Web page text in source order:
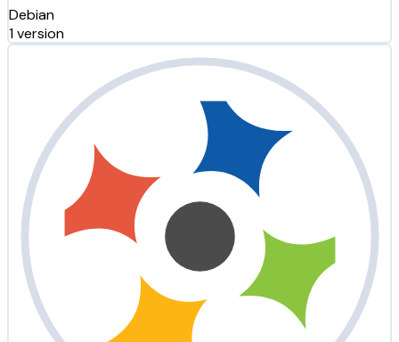
Debian
1 version